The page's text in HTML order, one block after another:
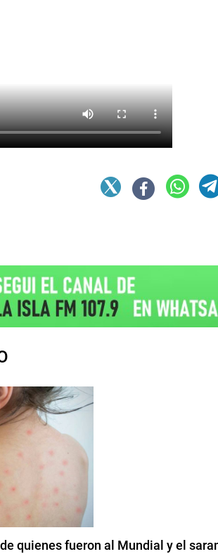
quienes fueron al Mundial y el